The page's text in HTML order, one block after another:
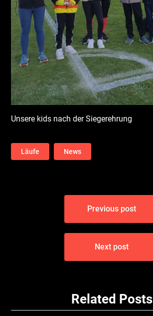
Unsere kids nach der Siegerehrung
Läufe News
Beitragsnavigation
Previous post
Next post
Related Posts